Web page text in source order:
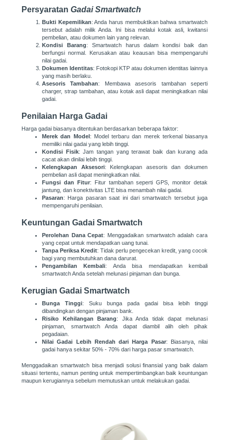
Persyaratan Gadai Smartwatch
Bukti Kepemilikan: Anda harus membuktikan bahwa smartwatch
tersebut adalah milik Anda. Ini bisa melalui kotak asli, kwitansi
pembelian, atau dokumen lain yang relevan.
Kondisi Barang: Smartwatch harus dalam kondisi baik dan
berfungsi normal. Kerusakan atau keausan bisa mempengaruhi
nilai gadai.
Dokumen Identitas: Fotokopi KTP atau dokumen identitas lainnya
yang masih berlaku.
Asesoris Tambahan: Membawa asesoris tambahan seperti
charger, strap tambahan, atau kotak asli dapat meningkatkan nilai
gadai.
Penilaian Harga Gadai
Harga gadai biasanya ditentukan berdasarkan beberapa faktor:
Merek dan Model: Model terbaru dan merek terkenal biasanya
memiliki nilai gadai yang lebih tinggi.
Kondisi Fisik: Jam tangan yang terawat baik dan kurang ada
cacat akan dinilai lebih tinggi.
Kelengkapan Aksesori: Kelengkapan asesoris dan dokumen
pembelian asli dapat meningkatkan nilai.
Fungsi dan Fitur: Fitur tambahan seperti GPS, monitor detak
jantung, dan konektivitas LTE bisa menambah nilai gadai.
Pasaran: Harga pasaran saat ini dari smartwatch tersebut juga
mempengaruhi penilaian.
Keuntungan Gadai Smartwatch
Perolehan Dana Cepat: Menggadaikan smartwatch adalah cara
yang cepat untuk mendapatkan uang tunai.
Tanpa Periksa Kredit: Tidak perlu pengecekan kredit, yang cocok
bagi yang membutuhkan dana darurat.
Pengambilan Kembali: Anda bisa mendapatkan kembali
smartwatch Anda setelah melunasi pinjaman dan bunga.
Kerugian Gadai Smartwatch
Bunga Tinggi: Suku bunga pada gadai bisa lebih tinggi
dibandingkan dengan pinjaman bank.
Risiko Kehilangan Barang: Jika Anda tidak dapat melunasi
pinjaman, smartwatch Anda dapat diambil alih oleh pihak
pegadaian.
Nilai Gadai Lebih Rendah dari Harga Pasar: Biasanya, nilai
gadai hanya sekitar 50% - 70% dari harga pasar smartwatch.
Menggadaikan smartwatch bisa menjadi solusi finansial yang baik dalam
situasi tertentu, namun penting untuk mempertimbangkan baik keuntungan
maupun kerugiannya sebelum memutuskan untuk melakukan gadai.